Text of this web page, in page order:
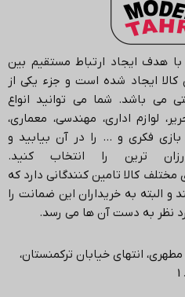
با هدف ایجاد ارتباط مستقیم بین
ایجاد شده است و جزء یکی از
می باشد. شما می توانید انواع
لوازم اداری، مهندسی، معماری،
فکری و … را در آن بیابید و
ترین را انتخاب کنید.
مختلف کالا تامین کنندگانی دارد که
و البته به خریداران این ضمانت را
نظر به دست آن ها می رسد.
انتهاي خیابان ترکمنستان،